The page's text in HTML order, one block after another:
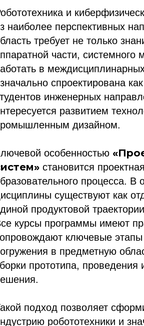
и
наиболее перспективных
требует не только
части,
в
спроектирована
инженерных
развитием
дизайном.
особенностью
становится
процесса.
существуют как
продуктовой
курсы программы имеют
ключевые этапы
в предметную
прототипа,
подход позволяет
робототехники и